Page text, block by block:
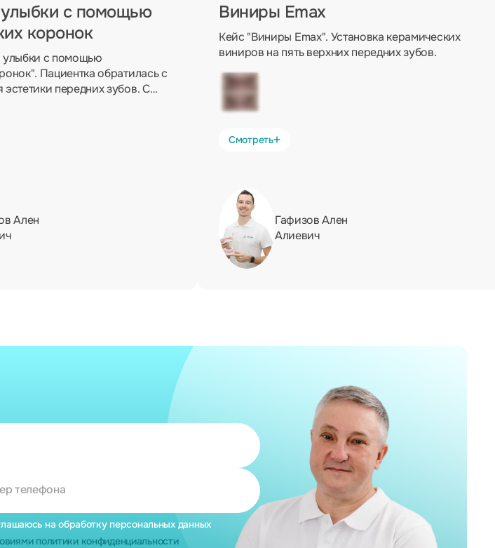
с помощью
коронок
улыбки с помощью
Пациентка обратилась с
передних зубов. С
четыре зуба мы достигли
Ален
Виниры Emax
Кейс "Виниры Emax". Установка керамических
виниров на пять верхних передних зубов.
Смотреть
Гафизов Ален
Алиевич
телефона
на обработку персональных данных
политики конфиденциальности